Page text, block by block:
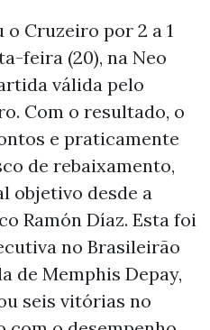
Cruzeiro por 2 a 1
feira (20), na Neo
válida pelo
Com o resultado, o
e praticamente
de rebaixamento,
objetivo desde a
Ramón Díaz. Esta foi
no Brasileirão
de Memphis Depay,
seis vitórias no